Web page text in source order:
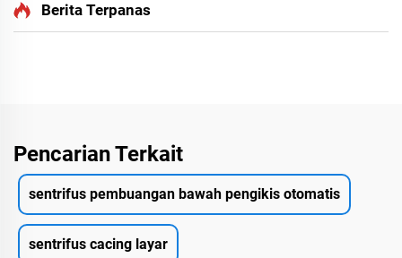
Berita Terpanas
Pencarian Terkait
sentrifus pembuangan bawah pengikis otomatis
sentrifus cacing layar